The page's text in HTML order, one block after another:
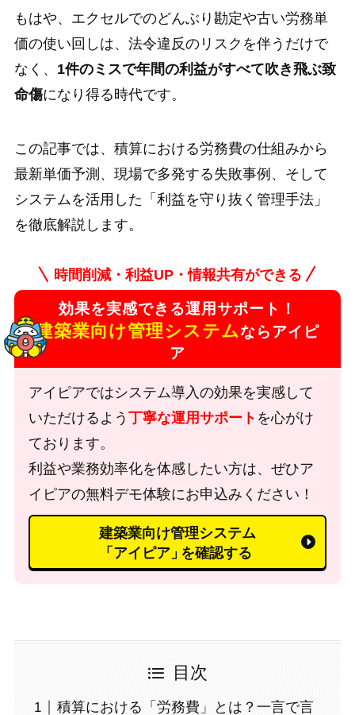
もはや、エクセルでのどんぶり勘定や古い労務単
価の使い回しは、法令違反のリスクを伴うだけで
なく、 1件のミスで年間の利益がすべて吹き飛ぶ致
命傷になり得る時代です。
この記事では、積算における労務費の仕組みから
最新単価予測、現場で多発する失敗事例、そして
システムを活用した「利益を守り抜く管理手法」
を徹底解説します。
時間削減・利益UP・情報共有ができる
効果を実感できる運用サポート！
建築業向け管理システムならアイピ
ア
アイピアではシステム導入の効果を実感して
いただけるよう 丁寧な運用サポート を心がけ
ております。
利益や業務効率化を体感したい方は、ぜひア
イピアの無料デモ体験にお申込みください！
建築業向け管理システム
「アイピア」を確認する
目次
積算における「労務費」とは？一言で言